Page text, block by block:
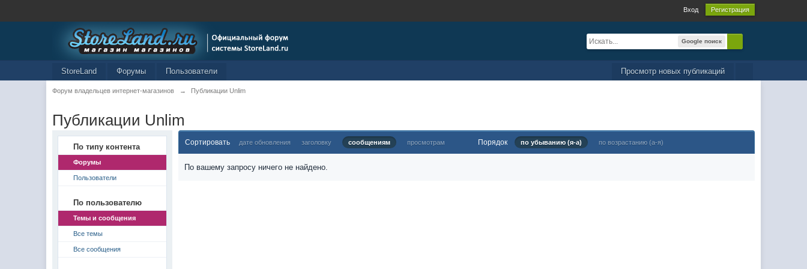
Вход Регистрация
Google поиск
Просмотр новых публикаций
StoreLand Форумы Пользователи
Форум владельцев интернет-магазинов → Публикации Unlim
Публикации Unlim
По типу контента
Форумы
Пользователи
По пользователю
Темы и сообщения
Все темы
Все сообщения
Сортировать дате обновления заголовку сообщениям просмотрам Порядок по убыванию (я-а) по возрастанию (а-я)
По вашему запросу ничего не найдено.